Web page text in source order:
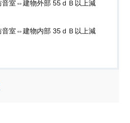
音室⇔建物外部 55ｄＢ以上減
音室⇔建物内部 35ｄＢ以上減